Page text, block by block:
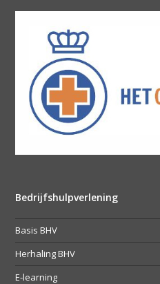
Bedrijfshulpverlening
Basis BHV
Herhaling BHV
E-learning